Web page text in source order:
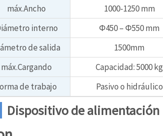
máx.Ancho
1000-1250 mm
interno
Φ450 – Φ550 mm
de salida
1500mm
máx.Cargando
Capacidad: 5000 kg
de trabajo
Pasivo o hidráulico
Dispositivo de alimentación